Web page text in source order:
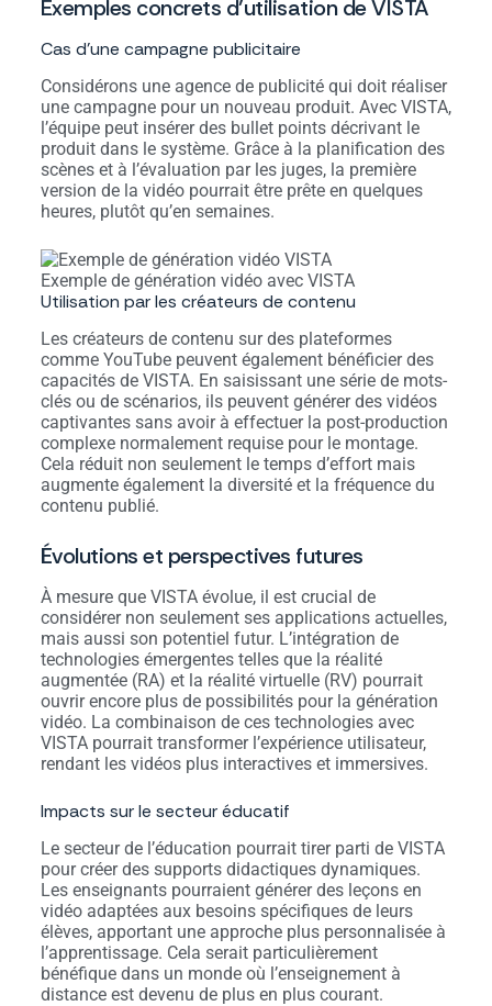
Exemples concrets d’utilisation de VISTA
Cas d’une campagne publicitaire
Considérons une agence de publicité qui doit réaliser
une campagne pour un nouveau produit. Avec VISTA,
l’équipe peut insérer des bullet points décrivant le
produit dans le système. Grâce à la planification des
scènes et à l’évaluation par les juges, la première
version de la vidéo pourrait être prête en quelques
heures, plutôt qu’en semaines.
Exemple de génération vidéo avec VISTA
Utilisation par les créateurs de contenu
Les créateurs de contenu sur des plateformes
comme YouTube peuvent également bénéficier des
capacités de VISTA. En saisissant une série de mots-
clés ou de scénarios, ils peuvent générer des vidéos
captivantes sans avoir à effectuer la post-production
complexe normalement requise pour le montage.
Cela réduit non seulement le temps d’effort mais
augmente également la diversité et la fréquence du
contenu publié.
Évolutions et perspectives futures
À mesure que VISTA évolue, il est crucial de
considérer non seulement ses applications actuelles,
mais aussi son potentiel futur. L’intégration de
technologies émergentes telles que la réalité
augmentée (RA) et la réalité virtuelle (RV) pourrait
ouvrir encore plus de possibilités pour la génération
vidéo. La combinaison de ces technologies avec
VISTA pourrait transformer l’expérience utilisateur,
rendant les vidéos plus interactives et immersives.
Impacts sur le secteur éducatif
Le secteur de l’éducation pourrait tirer parti de VISTA
pour créer des supports didactiques dynamiques.
Les enseignants pourraient générer des leçons en
vidéo adaptées aux besoins spécifiques de leurs
élèves, apportant une approche plus personnalisée à
l’apprentissage. Cela serait particulièrement
bénéfique dans un monde où l’enseignement à
distance est devenu de plus en plus courant.